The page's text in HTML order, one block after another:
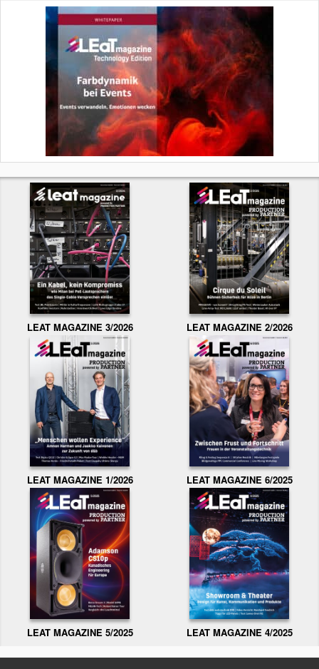
LEAT MAGAZINE 3/2026 LEAT MAGAZINE 2/2026
LEAT MAGAZINE 1/2026 LEAT MAGAZINE 6/2025
LEAT MAGAZINE 5/2025 LEAT MAGAZINE 4/2025